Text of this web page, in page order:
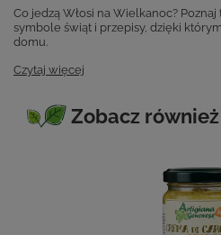
Co jedzą Włosi na Wielkanoc?
symbole świąt i przepisy, dzięki
domu.
Czytaj więcej
Zobacz również